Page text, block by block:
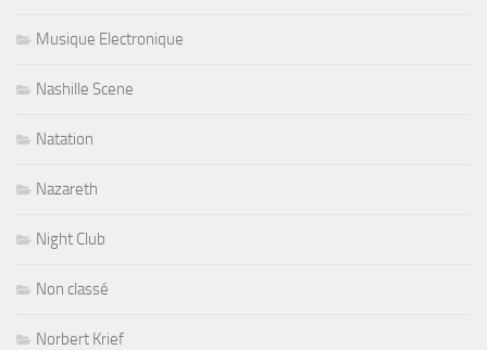
Musique Electronique
Nashille Scene
Natation
Nazareth
Night Club
Non classé
Norbert Krief